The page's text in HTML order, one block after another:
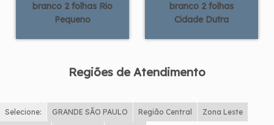
branco 2 folhas Rio
Pequeno
branco 2 folhas
Cidade Dutra
Regiões de Atendimento
Selecione: GRANDE SÃO PAULO Região Central Zona Leste